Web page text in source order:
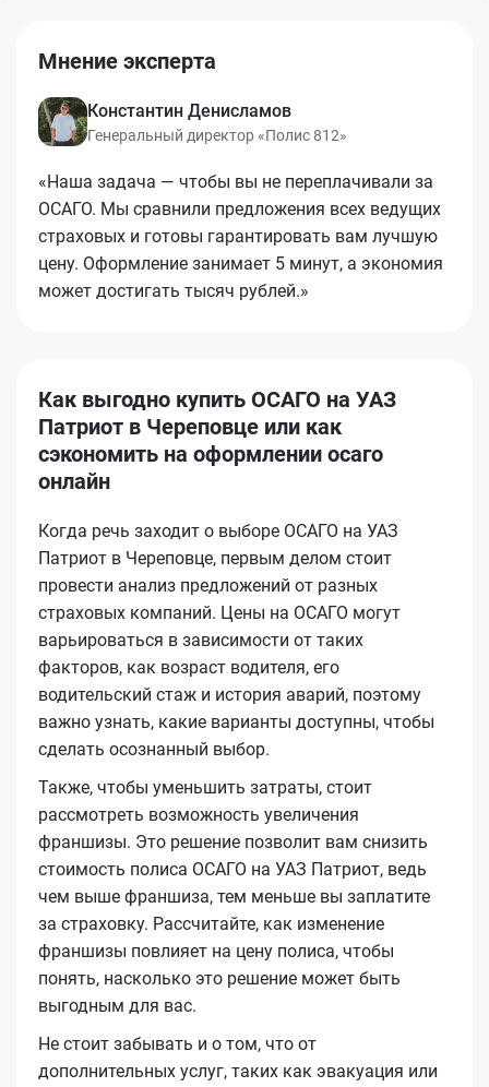
Мнение эксперта
Константин Денисламов
Генеральный директор «Полис 812»
«Наша задача — чтобы вы не переплачивали за
ОСАГО. Мы сравнили предложения всех ведущих
страховых и готовы гарантировать вам лучшую
цену. Оформление занимает 5 минут, а экономия
может достигать тысяч рублей.»
Как выгодно купить ОСАГО на УАЗ
Патриот в Череповце или как
сэкономить на оформлении осаго
онлайн
Когда речь заходит о выборе ОСАГО на УАЗ
Патриот в Череповце, первым делом стоит
провести анализ предложений от разных
страховых компаний. Цены на ОСАГО могут
варьироваться в зависимости от таких
факторов, как возраст водителя, его
водительский стаж и история аварий, поэтому
важно узнать, какие варианты доступны, чтобы
сделать осознанный выбор.
Также, чтобы уменьшить затраты, стоит
рассмотреть возможность увеличения
франшизы. Это решение позволит вам снизить
стоимость полиса ОСАГО на УАЗ Патриот, ведь
чем выше франшиза, тем меньше вы заплатите
за страховку. Рассчитайте, как изменение
франшизы повлияет на цену полиса, чтобы
понять, насколько это решение может быть
выгодным для вас.
Не стоит забывать и о том, что от
дополнительных услуг, таких как эвакуация или